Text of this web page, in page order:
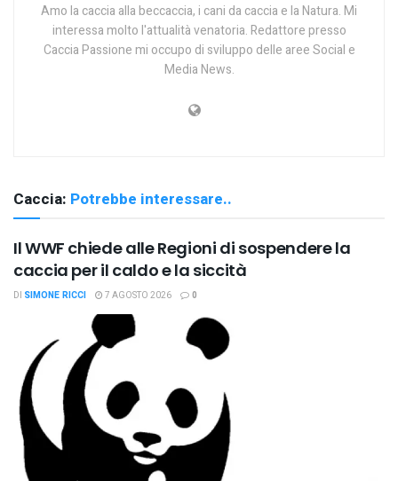
Amo la caccia alla beccaccia, i cani da caccia e la Natura. Mi
interessa molto l'attualità venatoria. Redattore presso
Caccia Passione mi occupo di sviluppo delle aree Social e
Media News.
Caccia: Potrebbe interessare..
Il WWF chiede alle Regioni di sospendere la
caccia per il caldo e la siccità
DI SIMONE RICCI 7 AGOSTO 2026 0